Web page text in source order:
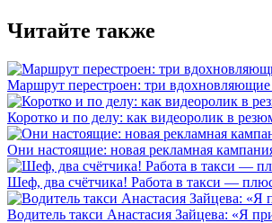
Читайте также
Маршрут перестроен: три
Коротко и по делу: как видеоролик в
Они настоящие: новая рекламная
Шеф, два счётчика! Работа в такси —
Водитель такси Анастасия Зайцева: «Я